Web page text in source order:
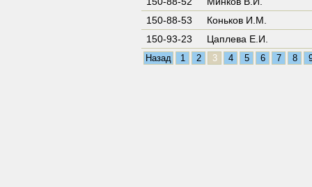
150-88-53
Коньков И.М.
150-93-23
Цаплева Е.И.
Назад 1 2 3 4 5 6 7 8